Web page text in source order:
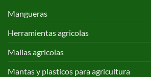
Mangueras
Herramientas agricolas
Mallas agricolas
Mantas y plasticos para agricultura